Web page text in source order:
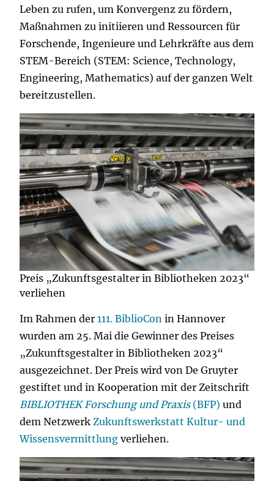
Leben zu rufen, um Konvergenz zu fördern,
Maßnahmen zu initiieren und Ressourcen für
Forschende, Ingenieure und Lehrkräfte aus dem
STEM-Bereich (STEM: Science, Technology,
Engineering, Mathematics) auf der ganzen Welt
bereitzustellen.
Preis „Zukunftsgestalter in Bibliotheken 2023“
verliehen
Im Rahmen der 111. BiblioCon in Hannover
wurden am 25. Mai die Gewinner des Preises
„Zukunftsgestalter in Bibliotheken 2023“
ausgezeichnet. Der Preis wird von De Gruyter
gestiftet und in Kooperation mit der Zeitschrift
BIBLIOTHEK Forschung und Praxis(BFP) und
dem Netzwerk Zukunftswerkstatt Kultur- und
Wissensvermittlungverliehen.